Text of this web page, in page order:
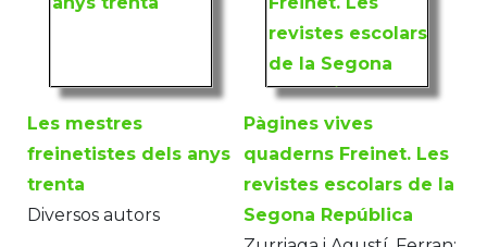
Les mestres
freinetistes dels anys
trenta
Diversos autors
Pàgines vives
quaderns Freinet. Les
revistes escolars de la
Segona República